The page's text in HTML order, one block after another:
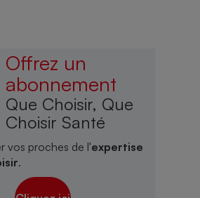
Offrez un
abonnement
Que Choisir, Que
Choisir Santé
vos proches de l'expertise
.